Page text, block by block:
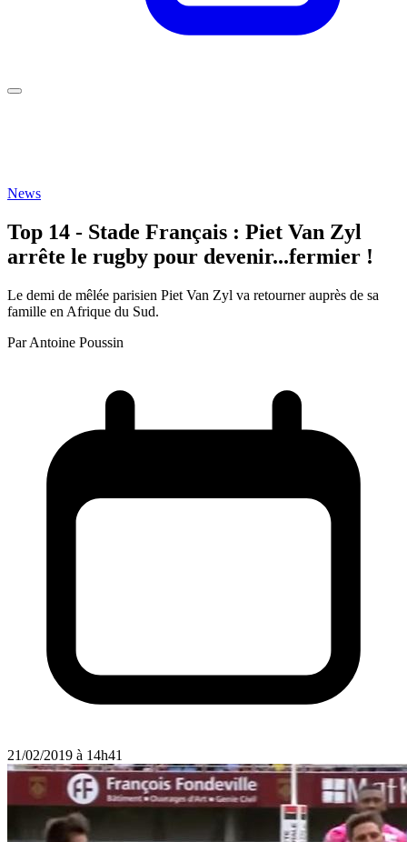
News
Top 14 - Stade Français : Piet Van Zyl
arrête le rugby pour devenir...fermier !
Le demi de mêlée parisien Piet Van Zyl va retourner auprès de sa
famille en Afrique du Sud.
Par Antoine Poussin
21/02/2019 à 14h41